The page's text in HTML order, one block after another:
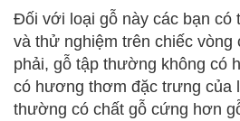
Đối với loại gỗ này các bạn có
và thử nghiệm trên chiếc vòng
phải, gỗ tập thường không có
có hương thơm đặc trưng của
thường có chất gỗ cứng hơn